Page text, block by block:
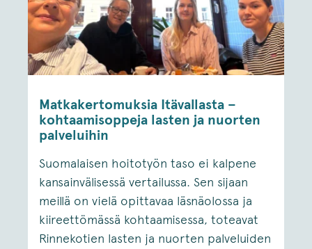
Matkakertomuksia Itävallasta –
kohtaamisoppeja lasten ja nuorten
palveluihin
Suomalaisen hoitotyön taso ei kalpene
kansainvälisessä vertailussa. Sen sijaan
meillä on vielä opittavaa läsnäolossa ja
kiireettömässä kohtaamisessa, toteavat
Rinnekotien lasten ja nuorten palveluiden